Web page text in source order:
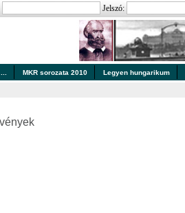
Jelszó:
MKR sorozata 2010 Legyen hungarikum